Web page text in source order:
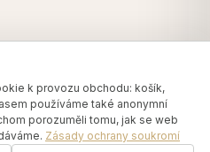
k provozu obchodu: košík,
používáme také anonymní
porozuměli tomu, jak se web
Zásady ochrany soukromí